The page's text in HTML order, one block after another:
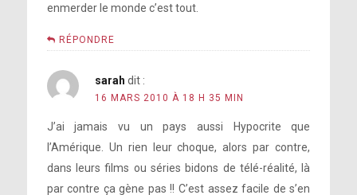
enmerder le monde c’est tout.
RÉPONDRE
sarah dit :
16 MARS 2010 À 18 H 35 MIN
J’ai jamais vu un pays aussi Hypocrite que
l’Amérique. Un rien leur choque, alors par contre,
dans leurs films ou séries bidons de télé-réalité, là
par contre ça gène pas !! C’est assez facile de s’en